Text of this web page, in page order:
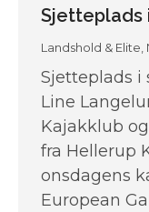
Sjetteplads
Landshold & Elite,
Sjetteplads i
Line
Kajakklub
fra Hellerup
onsdagens
European